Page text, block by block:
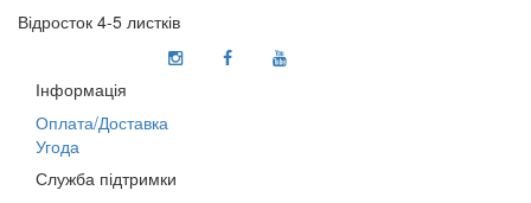
Відросток 4-5 листків
Інформація
Оплата/Доставка
Угода
Служба підтримки